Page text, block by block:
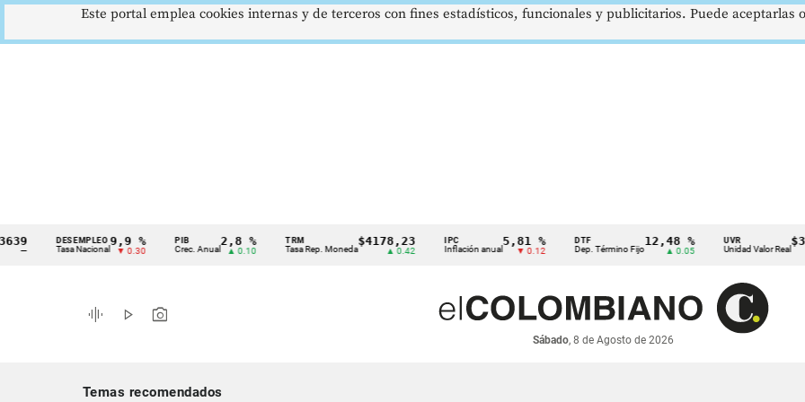
Cintillo
indicadores
económicos
DESEMPLEO
Tasa Nacional
9,9 %
▼ 0.30
PIB
Crec. Anual
2,8 %
▲ 0.10
TRM
Tasa Rep. Moneda
$4178,23
▲ 0.42
IPC
Inflación anual
5,81 %
▼ 0.12
DTF
Dep. Término Fijo
12,48 %
▲ 0.05
UVR
Unidad Valor Real
graphic_eq play_arrow photo_camera
Sábado, 8 de Agosto de 2026
Temas recomendados
Este portal emplea cookies internas y de terceros con fines estadísticos, funcionales y publicitarios. Puede aceptarlas